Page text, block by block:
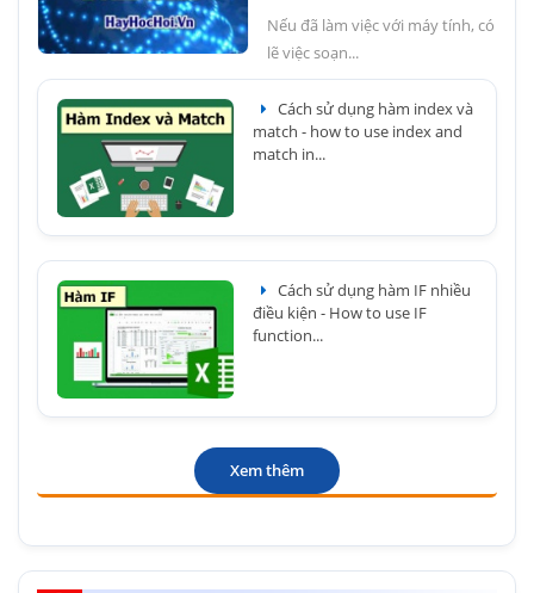
Nếu đã làm việc với máy tính, có
lẽ việc soạn...
Cách sử dụng hàm index và
match - how to use index and
match in...
Cách sử dụng hàm IF nhiều
điều kiện - How to use IF
function...
Xem thêm